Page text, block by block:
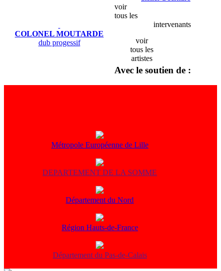
COLONEL MOUTARDE
dub progessif
voir
tous les
artistes
voir
tous les
intervenants
Avec le soutien de :
Métropole Européenne de Lille
DEPARTEMENT DE LA SOMME
Département du Nord
Région Hauts-de-France
Département du Pas-de-Calais